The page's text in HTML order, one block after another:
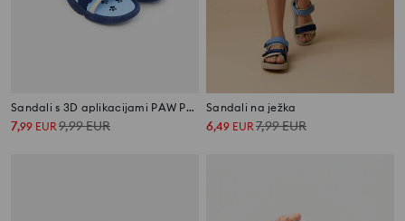
Sandali s 3D aplikacijami PAW Patrol
7,99 EUR9,99EUR
Sandali na ježka
6,49 EUR7,99EUR